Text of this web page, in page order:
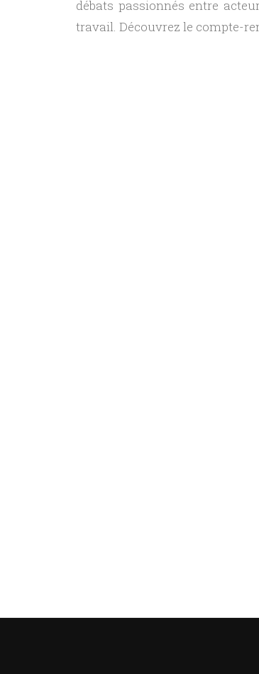
débats passionnés entre
travail. Découvrez le compte-